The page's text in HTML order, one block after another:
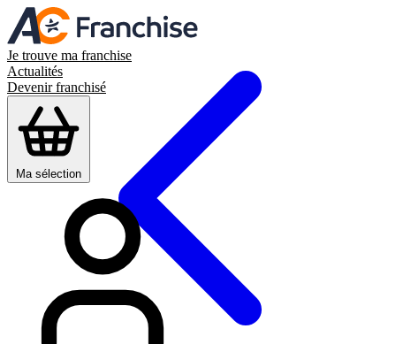
Je trouve ma franchise
Actualités
Devenir franchisé
Ma sélection